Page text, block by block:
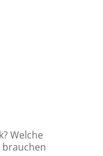
Welche
brauchen